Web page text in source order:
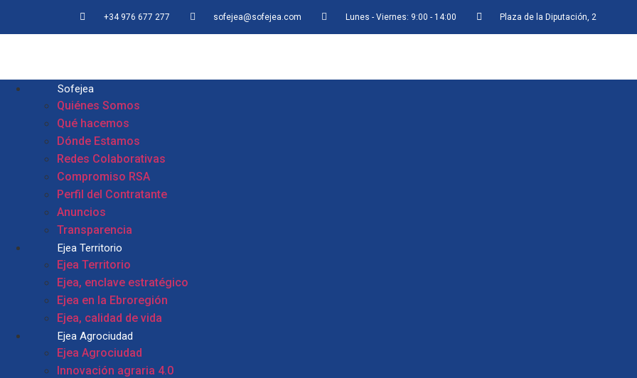
+34 976 677 277 sofejea@sofejea.com Lunes - Viernes: 9:00 - 14:00 Plaza de la Diputación, 2
Sofejea
Quiénes Somos
Qué hacemos
Dónde Estamos
Redes Colaborativas
Compromiso RSA
Perfil del Contratante
Anuncios
Transparencia
Ejea Territorio
Ejea Territorio
Ejea, enclave estratégico
Ejea en la Ebroregión
Ejea, calidad de vida
Ejea Agrociudad
Ejea Agrociudad
Innovación agraria 4.0